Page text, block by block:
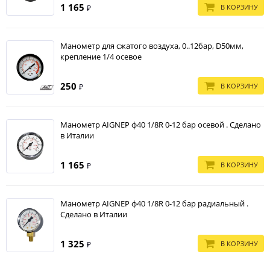
1 165 ₽ В КОРЗИНУ
Манометр для сжатого воздуха, 0..12бар, D50мм,
крепление 1/4 осевое
250 ₽ В КОРЗИНУ
Манометр AIGNEP ф40 1/8R 0-12 бар осевой . Сделано
в Италии
1 165 ₽ В КОРЗИНУ
Манометр AIGNEP ф40 1/8R 0-12 бар радиальный .
Сделано в Италии
1 325 ₽ В КОРЗИНУ